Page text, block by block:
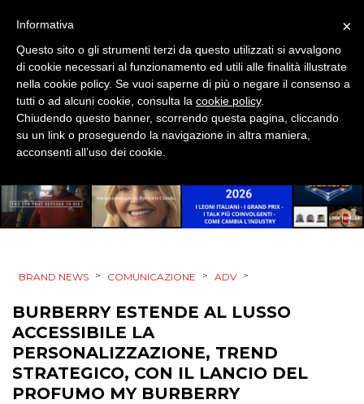
DESIGN
EVENTI
MOBILE
PROMOZIONI
PRODOTTI
STRATEGIE
BRAND NEWS > COMUNICAZIONE > ADV >
BURBERRY ESTENDE AL LUSSO
ACCESSIBILE LA
PERSONALIZZAZIONE, TREND
STRATEGICO, CON IL LANCIO DEL
PROFUMO MY BURBERRY
×
Informativa
Questo sito o gli strumenti terzi da questo utilizzati si avvalgono
di cookie necessari al funzionamento ed utili alle finalità illustrate
nella cookie policy. Se vuoi saperne di più o negare il consenso a
tutti o ad alcuni cookie, consulta la cookie policy.
Chiudendo questo banner, scorrendo questa pagina, cliccando
su un link o proseguendo la navigazione in altra maniera,
acconsenti all’uso dei cookie.